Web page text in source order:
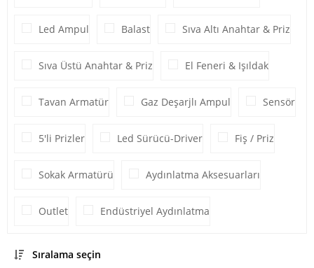
Led Ampul Balast Sıva Altı Anahtar & Priz
Sıva Üstü Anahtar & Priz El Feneri & Işıldak
Tavan Armatür Gaz Deşarjlı Ampul Sensör
5'li Prizler Led Sürücü-Driver Fiş / Priz
Sokak Armatürü Aydınlatma Aksesuarları
Outlet Endüstriyel Aydınlatma
Sıralama seçin